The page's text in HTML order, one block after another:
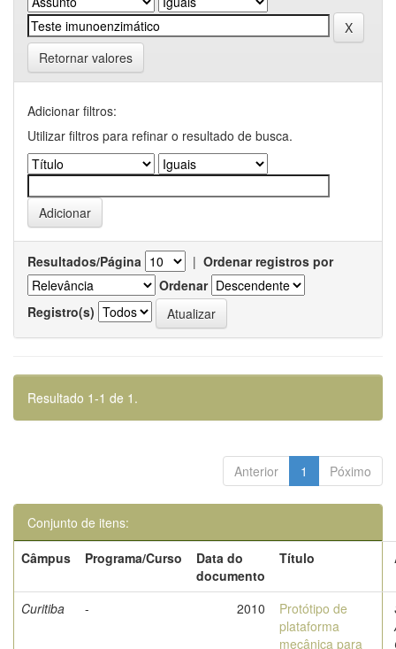
Retornar valores
Adicionar filtros:
Utilizar filtros para refinar o resultado de busca.
Resultados/Página | Ordenar registros por
Ordenar
Registro(s)
Resultado 1-1 de 1.
Anterior 1 Póximo
Conjunto de itens:
Câmpus
Programa/Curso
Data do
documento
Título
Curitiba - 2010
Protótipo de
plataforma
mecânica para